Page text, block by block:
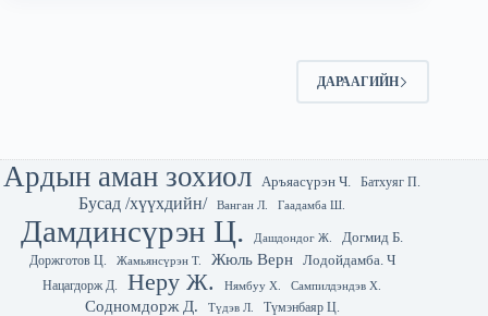
ДАРААГИЙН
Ардын аман зохиол Аръяасүрэн Ч. Батхуяг П.
Бусад /хүүхдийн/ Ванган Л. Гаадамба Ш.
Дамдинсүрэн Ц. Дашдондог Ж.
Догмид Б.
Доржготов Ц.
Жамьянсүрэн Т. Жюль Верн Лодойдамба. Ч
Нацагдорж Д. Неру Ж. Нямбуу Х. Сампилдэндэв Х.
Содномдорж Д. Түдэв Л. Түмэнбаяр Ц.